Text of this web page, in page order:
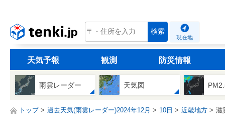
tenki.jp 検索
現在地
天気予報 観測 防災情報
雨雲レーダー 天気図
トップ 過去天気(雨雲レーダー)2024年12月 10日 近畿地方 滋